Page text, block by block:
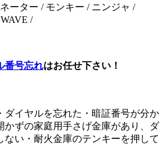
ーター / モンキー / ニンジャ /
/
番号忘れはお任せ下さい！
ダイヤルを忘れた・暗証番号が分か
かずの家庭用手さげ金庫があり、ダ
ない・耐火金庫のテンキーを押して